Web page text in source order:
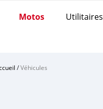
Motos Utilitaires
/Véhicules